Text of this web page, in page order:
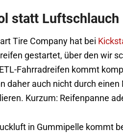
statt Luftschlauch
Tire Company hat bei
gestartet, über den wir
Fahrradreifen kommt
daher auch nicht durch
Kurzum: Reifenpanne
in Gummipelle kommt